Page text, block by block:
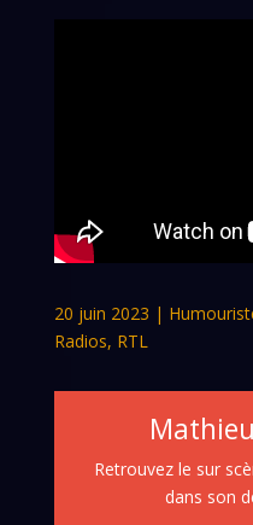
20 juin 2023 |
Radios, RTL
Retrouvez le sur
dans son